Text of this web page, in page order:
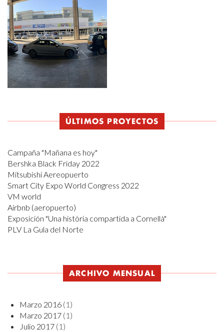
ÚLTIMOS PROYECTOS
Campaña "Mañana es hoy"
Bershka Black Friday 2022
Mitsubishi Aereopuerto
Smart City Expo World Congress 2022
VM world
Airbnb (aeropuerto)
Exposición "Una història compartida a Cornellà"
PLV La Gula del Norte
ARCHIVO MENSUAL
Marzo 2016 (1)
Marzo 2017 (1)
Julio 2017 (1)